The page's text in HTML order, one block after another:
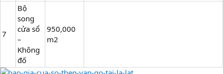
7
Bộ
song
cửa sổ
–
Không
đố
950,000
m2